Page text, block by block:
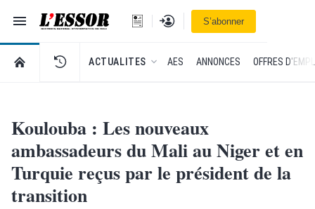
Navigation
L'Essor - retour à la une
Se connecterS’abonner
RETOUR À LA PAGE D’ACCUEIL DE L'ESSOR
ACTUALITES AES ANNONCES OFFRES
Koulouba : Les nouveaux
ambassadeurs du Mali au Niger et en
Turquie reçus par le président de la
transition